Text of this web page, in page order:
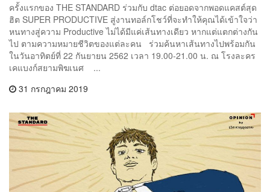
ครั้งแรกของ THE STANDARD ร่วมกับ dtac ต่อยอดจากพอดแคสต์สุด
ฮิต SUPER PRODUCTIVE สู่งานทอล์กโชว์ที่จะทำให้คุณได้เข้าใจว่า
หนทางสู่ความ Productive ไม่ได้มีแค่เส้นทางเดียว หากแต่แตกต่างกัน
ไป ตามความหมายชีวิตของแต่ละคน ร่วมค้นหาเส้นทางไปพร้อมกัน
ในวันอาทิตย์ที่ 22 กันยายน 2562 เวลา 19.00-21.00 น. ณ โรงละคร
เคแบงก์สยามพิฆเนศ ...
31 กรกฎาคม 2019